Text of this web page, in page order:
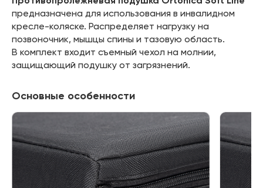
предназначена для использования в инвалидном
кресле-коляске. Распределяет нагрузку на
позвоночник, мышцы спины и тазовую область.
В комплект входит съемный чехол на молнии,
защищающий подушку от загрязнений.
Основные особенности